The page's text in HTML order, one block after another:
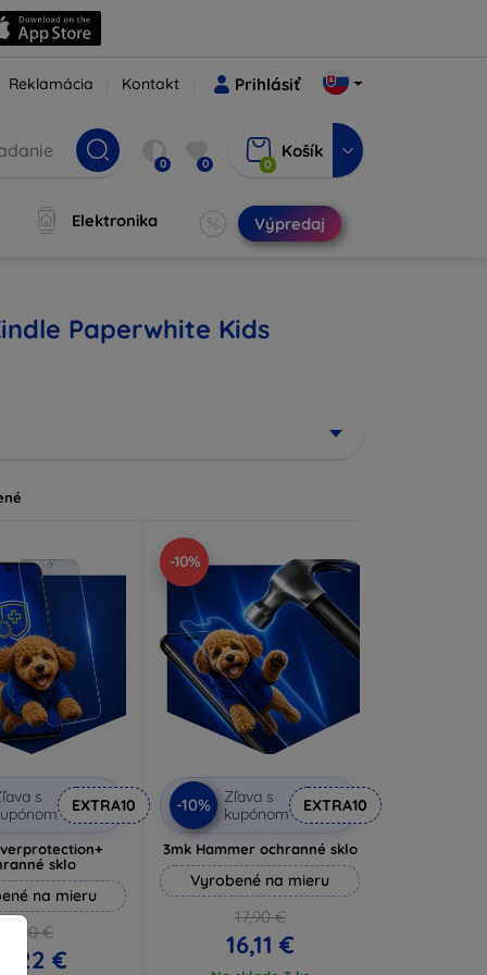
Reklamácia Kontakt Prihlásiť
0 0 0
Košík
Elektronika Výpredaj
Paperwhite Kids
s
EXTRA10
sklo
na mieru
16,90 €
15,22 €
-10%
-10%
Zľava s
kupónom
EXTRA10
3mk Hammer ochranné sklo
Vyrobené na mieru
17,90 €
16,11 €